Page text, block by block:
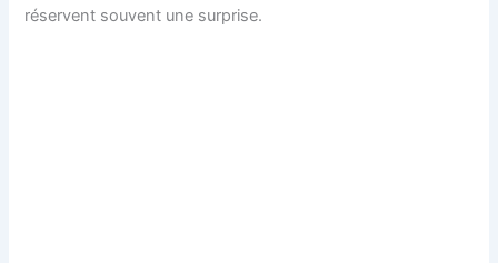
réservent souvent une surprise.